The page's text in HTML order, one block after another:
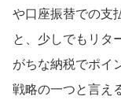
や口座振替での支
と、少しでもリタ
がちな納税でポイ
戦略の一つと言え